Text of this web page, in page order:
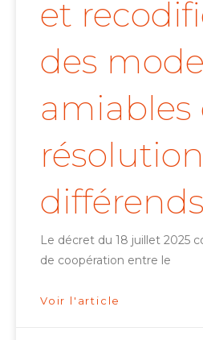
et
des
amiables
différends
Le décret du 18 juillet 2025
de coopération entre le
Voir l'article